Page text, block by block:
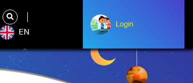
EN
Login
Albert Einstein